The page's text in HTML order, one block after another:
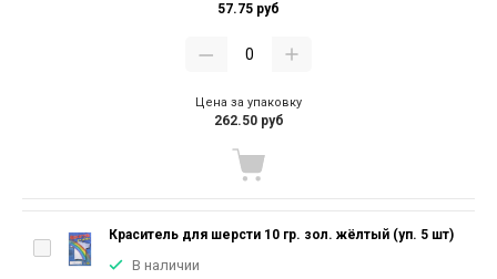
57.75 руб
Цена за упаковку
262.50 руб
Краситель для шерсти 10 гр. зол. жёлтый (уп. 5 шт)
В наличии